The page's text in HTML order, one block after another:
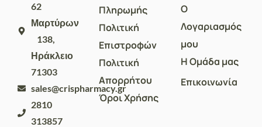
62
Μαρτύρων
138,
Ηράκλειο
71303
sales@crispharmacy.gr
2810
313857
Πληρωμής
Πολιτική
Επιστροφών
Πολιτική
Απορρήτου
Όροι Χρήσης
Ο
Λογαριασμός
μου
Η Ομάδα μας
Επικοινωνία